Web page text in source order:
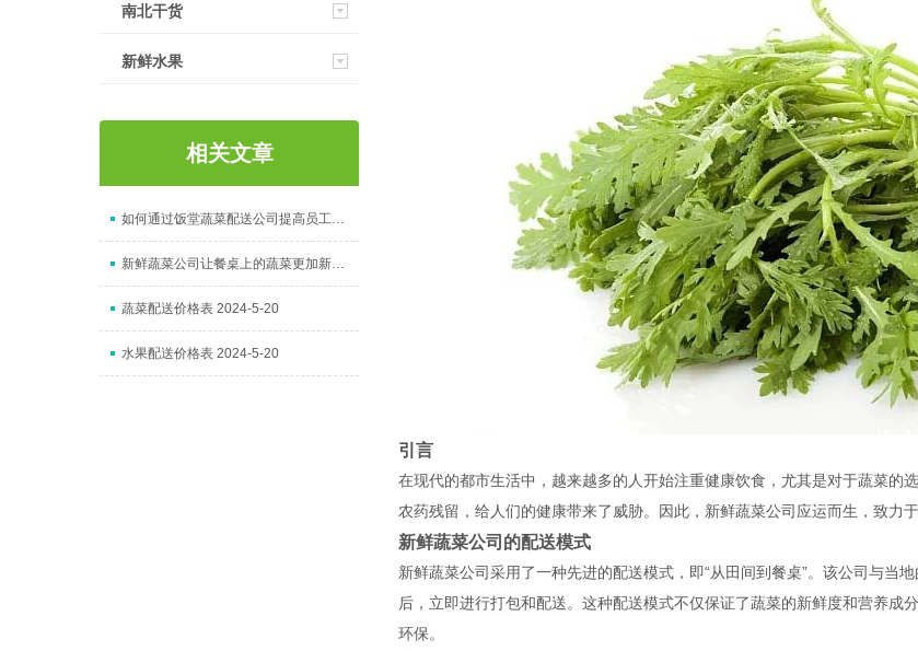
南北干货
新鲜水果
相关文章
如何通过饭堂蔬菜配送公司提高员工饮食健康水平
新鲜蔬菜公司让餐桌上的蔬菜更加新鲜健康
蔬菜配送价格表 2024-5-20
水果配送价格表 2024-5-20
引言
在现代的都市生活中，越来越多的人开始注重健康饮食，尤其是对于蔬菜的
农药残留，给人们的健康带来了威胁。因此，新鲜蔬菜公司应运而生，致力
新鲜蔬菜公司的配送模式
新鲜蔬菜公司采用了一种先进的配送模式，即“从田间到餐桌”。该公司与当
后，立即进行打包和配送。这种配送模式不仅保证了蔬菜的新鲜度和营养
环保。